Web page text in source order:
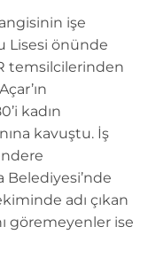
işe
Lisesi önünde
temsilcilerinden
kadın
kavuştu. İş
Belediyesi’nde
adı çıkan
göremeyenler ise